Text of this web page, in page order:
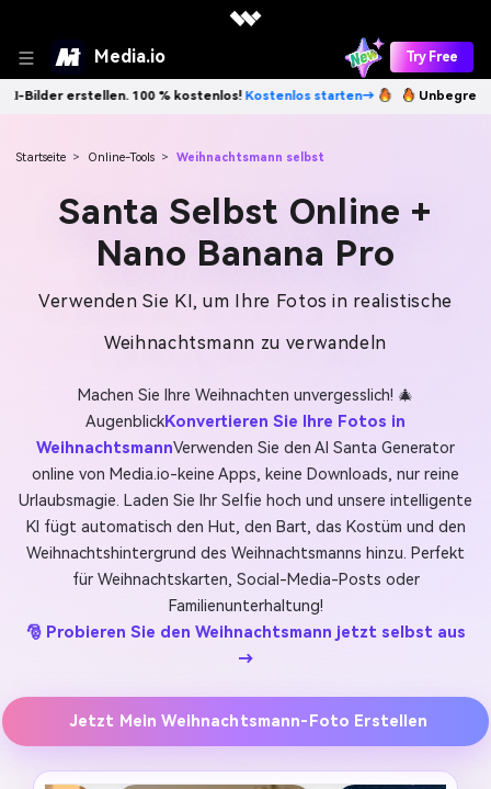
Media.io Try Free
100 % kostenlos!Kostenlos starten→ Unbegrenzt KI-Bilder
Startseite > Online-Tools > Weihnachtsmann selbst
Santa Selbst Online +
Nano Banana Pro
Verwenden Sie KI, um Ihre Fotos in realistische
Weihnachtsmann zu verwandeln
Machen Sie Ihre Weihnachten unvergesslich! 🎄
AugenblickKonvertieren Sie Ihre Fotos in
WeihnachtsmannVerwenden Sie den AI Santa Generator
online von Media.io-keine Apps, keine Downloads, nur reine
Urlaubsmagie. Laden Sie Ihr Selfie hoch und unsere intelligente
KI fügt automatisch den Hut, den Bart, das Kostüm und den
Weihnachtshintergrund des Weihnachtsmanns hinzu. Perfekt
für Weihnachtskarten, Social-Media-Posts oder
Familienunterhaltung!
🎅 Probieren Sie den Weihnachtsmann jetzt selbst aus
→
Jetzt Mein Weihnachtsmann-Foto Erstellen